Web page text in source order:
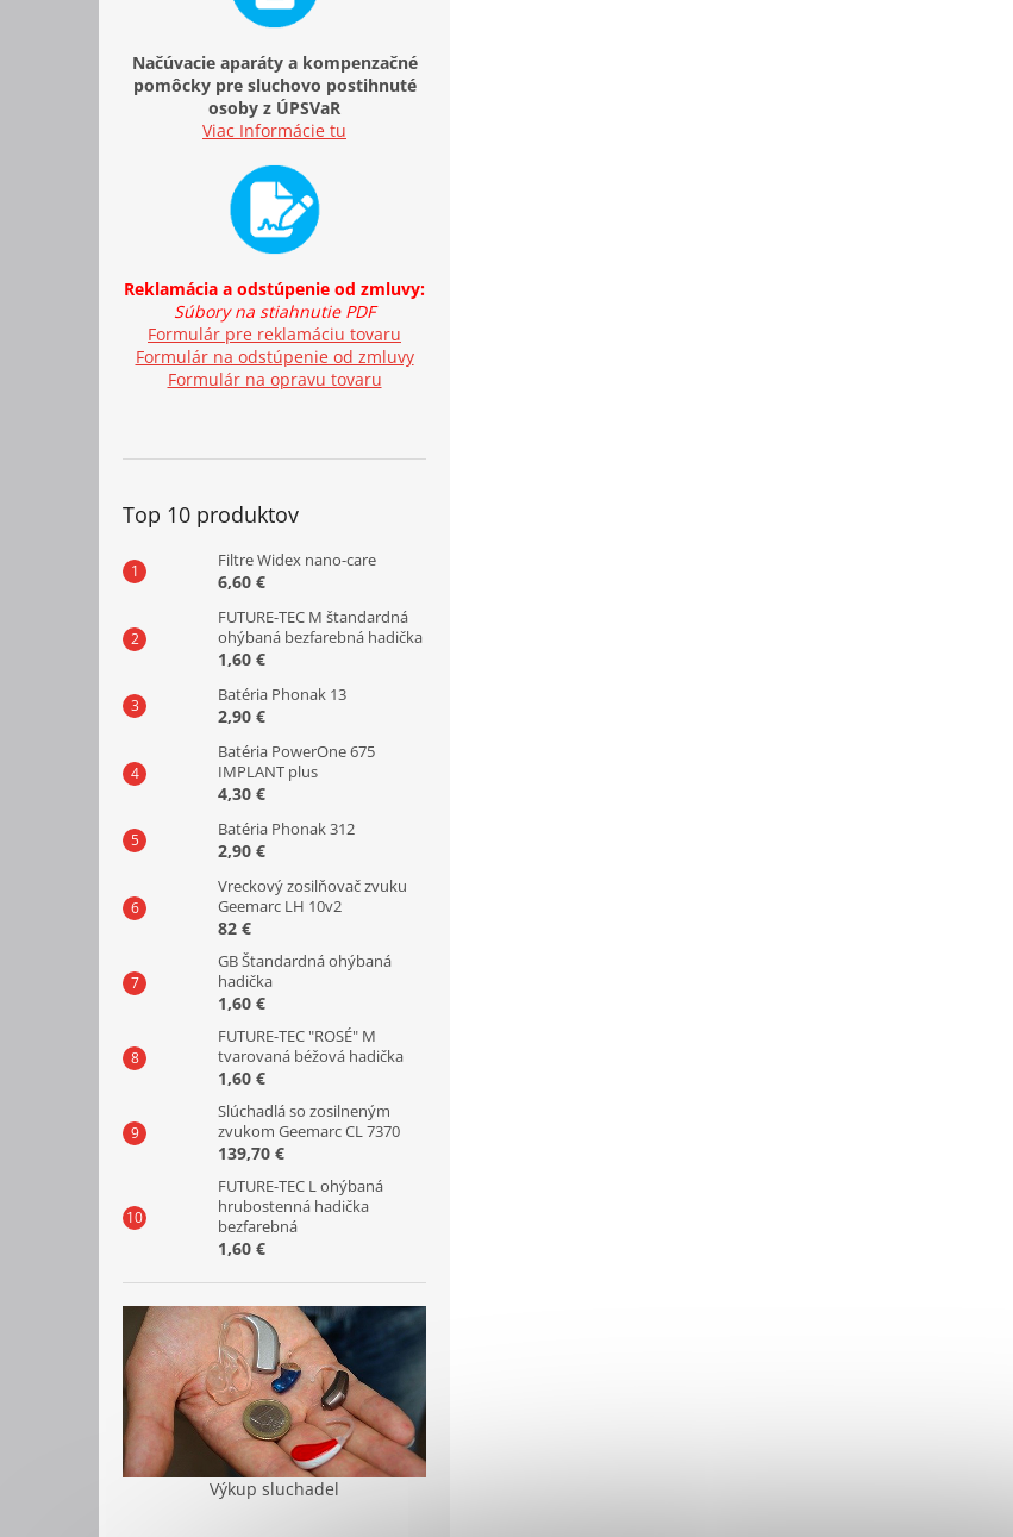
Načúvacie aparáty a kompenzačné
pomôcky pre sluchovo postihnuté
osoby z ÚPSVaR
Viac Informácie tu
Reklamácia a odstúpenie od zmluvy:
Súbory na stiahnutie PDF
Formulár pre reklamáciu tovaru
Formulár na odstúpenie od zmluvy
Formulár na opravu tovaru
Top 10 produktov
Filtre Widex nano-care
6,60 €
FUTURE-TEC M štandardná
ohýbaná bezfarebná hadička
1,60 €
Batéria Phonak 13
2,90 €
Batéria PowerOne 675
IMPLANT plus
4,30 €
Batéria Phonak 312
2,90 €
Vreckový zosilňovač zvuku
Geemarc LH 10v2
82 €
GB Štandardná ohýbaná
hadička
1,60 €
FUTURE-TEC "ROSÉ" M
tvarovaná béžová hadička
1,60 €
Slúchadlá so zosilneným
zvukom Geemarc CL 7370
139,70 €
FUTURE-TEC L ohýbaná
hrubostenná hadička
bezfarebná
1,60 €
Výkup sluchadel